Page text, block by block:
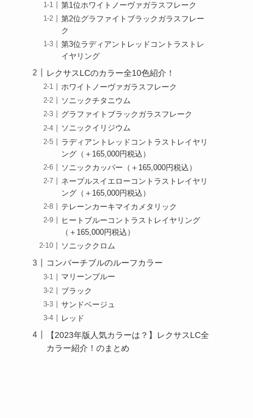
第1位ホワイトノーヴァガラスフレーク
第2位グラファイトブラックガラスフレー
ク
第3位ラディアントレッドコントラストレ
イヤリング
レクサスLCのカラー全10色紹介！
ホワイトノーヴァガラスフレーク
ソニックチタニウム
グラファイトブラックガラスフレーク
ソニックイリジウム
ラディアントレッドコントラストレイヤリ
ング（＋165,000円税込）
ソニックカッパー（＋165,000円税込）
ネープルスイエローコントラストレイヤリ
ング（＋165,000円税込）
テレーンカーキマイカメタリック
ヒートブルーコントラストレイヤリング
（＋165,000円税込）
ソニッククロム
コンバーチブルのルーフカラー
マリーンブルー
ブラック
サンドベージュ
レッド
【2023年版人気カラーは？】レクサスLC全
カラー紹介！のまとめ